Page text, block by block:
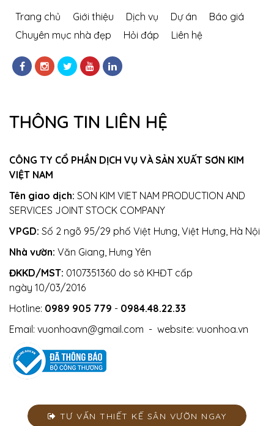
Trang chủ Giới thiệu Dịch vụ Dự án
Báo giá
Chuyên mục nhà đẹp
Hỏi đáp Liên hệ
THÔNG TIN LIÊN HỆ
CÔNG TY CỔ PHẦN DỊCH VỤ VÀ SẢN XUẤT SƠN KIM
VIỆT NAM
Tên giao dịch: SON KIM VIET NAM PRODUCTION AND
SERVICES JOINT STOCK COMPANY
VPGD: Số 2 ngõ 95/29 phố Việt Hưng, Việt Hưng, Hà Nội
Nhà vườn: Văn Giang, Hưng Yên
ĐKKD/MST: 0107351360 do sở KHĐT cấp
ngày 10/03/2016
Hotline: 0989 905 779 - 0984.48.22.33
Email: vuonhoavn@gmail.com - website: vuonhoa.vn
TƯ VẤN THIẾT KẾ SÂN VƯỜN NGAY